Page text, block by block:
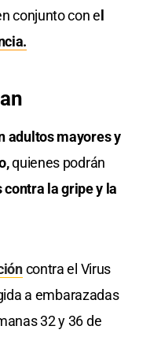
conjunto con el
adultos mayores y
quienes podrán
contra la gripe y la
contra el Virus
a embarazadas
32 y 36 de